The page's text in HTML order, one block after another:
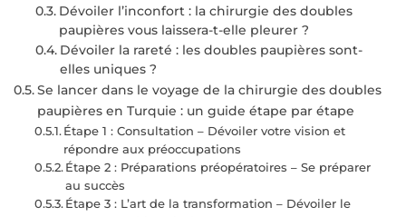
Dévoiler l’inconfort : la chirurgie des doubles
paupières vous laissera-t-elle pleurer ?
Dévoiler la rareté : les doubles paupières sont-
elles uniques ?
Se lancer dans le voyage de la chirurgie des doubles
paupières en Turquie : un guide étape par étape
Étape 1 : Consultation – Dévoiler votre vision et
répondre aux préoccupations
Étape 2 : Préparations préopératoires – Se préparer
au succès
Étape 3 : L’art de la transformation – Dévoiler le